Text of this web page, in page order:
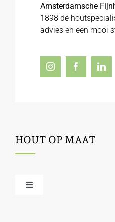
Amsterdamsche
1898 dé
advies en een mooi
HOUT OP MAAT
Toggle